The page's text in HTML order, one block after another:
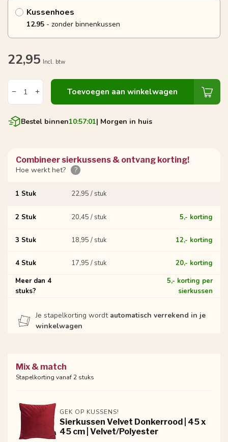
Kussenhoes
12.95 - zonder binnenkussen
22,95 Incl. btw
Toevoegen aan winkelwagen
Bestel binnen10:57:01| Morgen in huis
Combineer sierkussens & ontvang korting!
Hoe werkt het?
?
1 Stuk 22,95 / stuk
2 Stuk 20,45 / stuk 5,- korting
3 Stuk 18,95 / stuk 12,- korting
4 Stuk 17,95 / stuk
20,- korting
Meer dan 4
stuks?
5,- korting per
sierkussen
Je stapelkorting wordt automatisch verrekend in je
winkelwagen
Mix & match
Stapelkorting vanaf 2 stuks
GEK OP KUSSENS!
Sierkussen Velvet Donkerrood | 45 x
45 cm | Velvet/Polyester